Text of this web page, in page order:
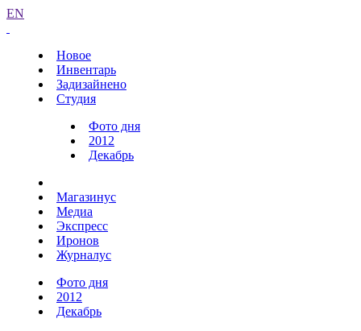
EN
Новое
Инвентарь
Задизайнено
Студия
Фото дня
2012
Декабрь
Магазинус
Медиа
Экспресс
Иронов
Журналус
Фото дня
2012
Декабрь